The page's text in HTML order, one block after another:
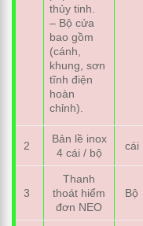
thủy tinh.
– Bộ cửa
bao gồm
(cánh,
khung, sơn
tĩnh điện
hoàn
chỉnh).
2
Bản lề inox
4 cái / bộ
cái
3
Thanh
thoát hiểm
đơn NEO
Bộ